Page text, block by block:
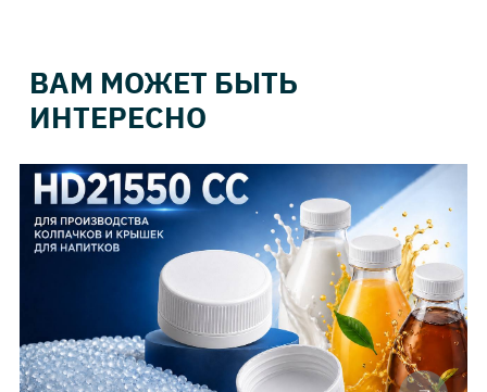
ВАМ МОЖЕТ БЫТЬ
ИНТЕРЕСНО